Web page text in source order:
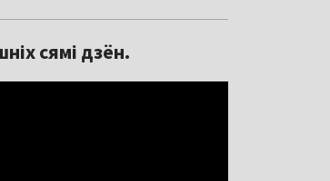
сямі дзён.